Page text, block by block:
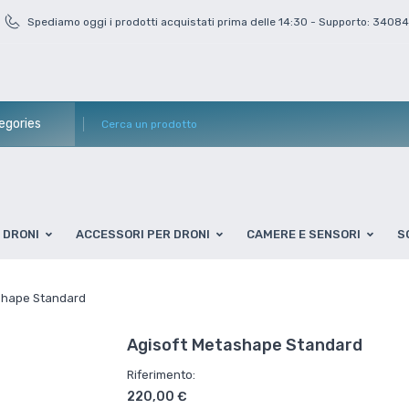
Spediamo oggi i prodotti acquistati prima delle 14:30 - Supporto:
DRONI ACCESSORI PER DRONI CAMERE E SENSORI
Standard
Agisoft Metashape Standard
Riferimento:
220,00 €